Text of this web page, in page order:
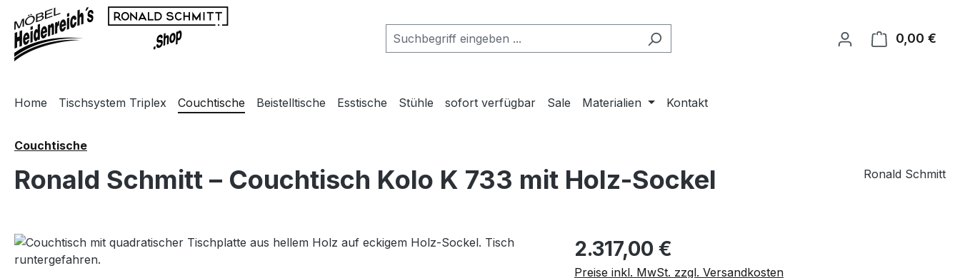
Hauptinhalt springen
Zur Suche springen
Zur Hauptnavigation springen
0,00 €
Home Tischsystem Triplex Couchtische Beistelltische Esstische Stühle sofort verfügbar Sale Materialien Kontakt
Couchtische
Ronald Schmitt – Couchtisch Kolo K 733 mit Holz-Sockel Ronald Schmitt
Bildergalerie überspringen Regulärer Preis:
2.317,00 €
Preise inkl. MwSt. zzgl. Versandkosten